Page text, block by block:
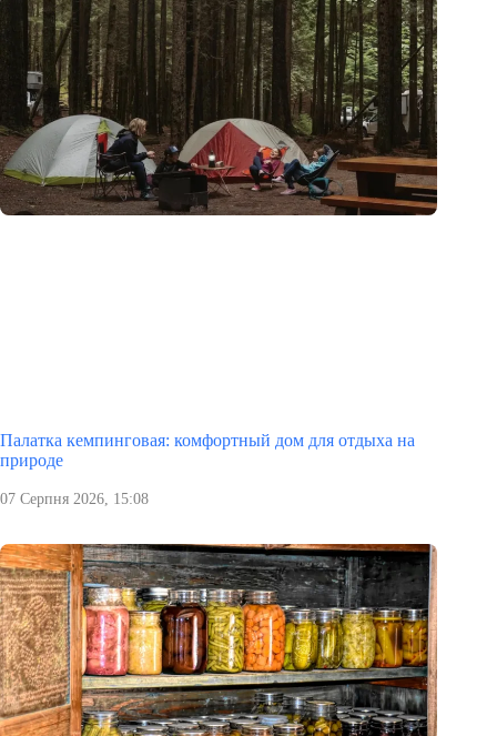
Палатка кемпинговая: комфортный дом для отдыха на
природе
07 Серпня 2026, 15:08